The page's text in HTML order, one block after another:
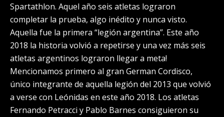
Spartathlon. Aquel año seis atletas lograron
completar la prueba, algo inédito y nunca visto.
Aquella fue la primera “legión argentina”. Este año
2018 la historia volvió a repetirse y una vez más seis
atletas argentinos lograron llegar a meta!
Mencionamos primero al gran German Cordisco,
único integrante de aquella legión del 2013 que volvió
a verse con Leónidas en este año 2018. Los atletas
Fernando Petracci y Pablo Barnes consiguieron su